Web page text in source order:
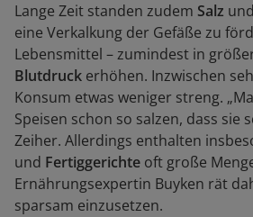
Lange Zeit standen zudem Salz und
eine Verkalkung der Gefäße zu
Lebensmittel – zumindest in
Blutdruck erhöhen. Inzwischen
Konsum etwas weniger streng.
Speisen schon so salzen, dass sie
Zeiher. Allerdings enthalten
und Fertiggerichte oft große
Ernährungsexpertin Buyken rät
sparsam einzusetzen.